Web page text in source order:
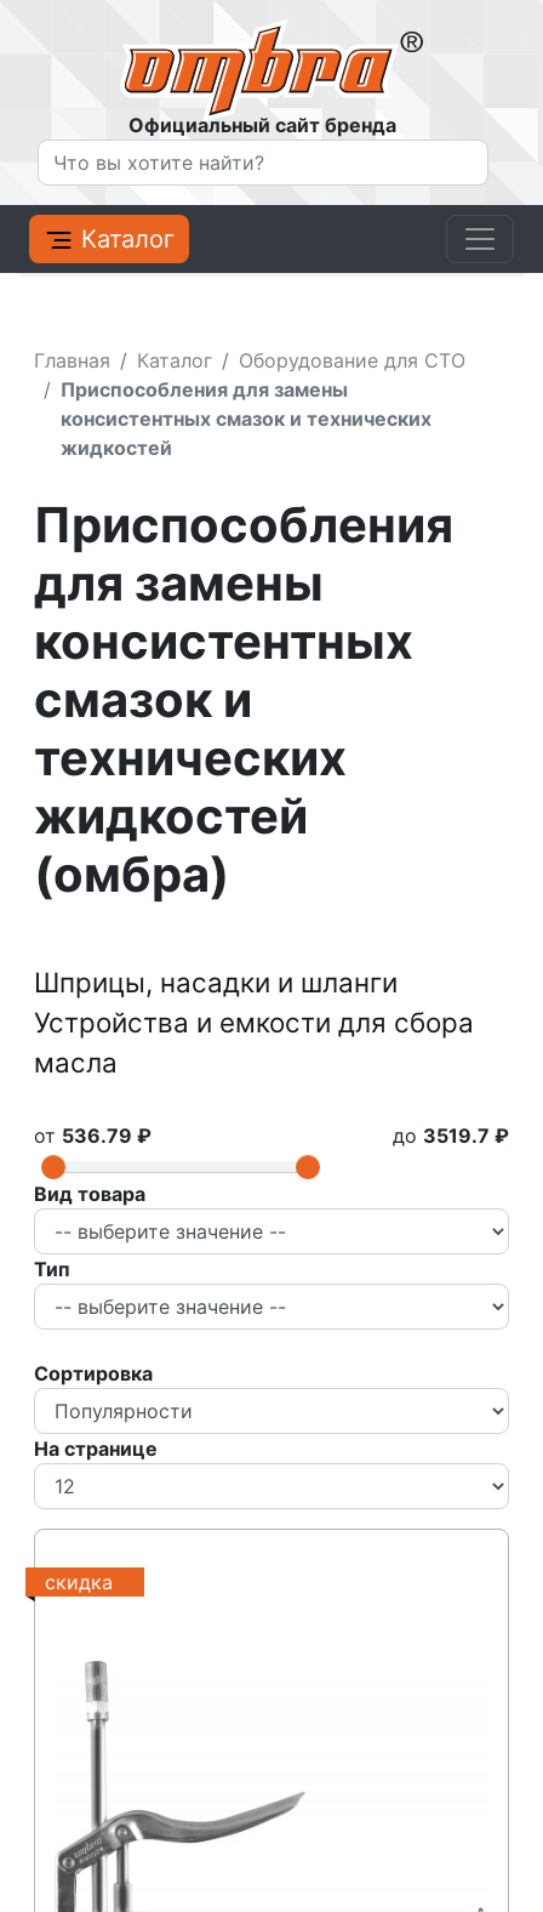
Официальный сайт бренда
Каталог
Главная Каталог
Оборудование для СТО
Приспособления для замены
консистентных смазок и технических
жидкостей
Приспособления
для замены
консистентных
смазок и
технических
жидкостей
(омбра)
Шприцы, насадки и шланги
Устройства и емкости для сбора
масла
от 536.79 ₽ до 3519.7 ₽
Вид товара
Тип
Сортировка
На странице
скидка